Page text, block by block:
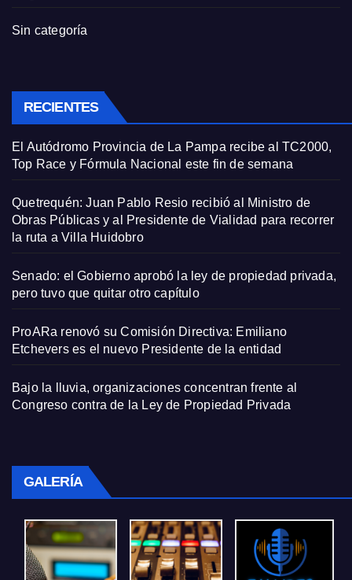
Sin categoría
RECIENTES
El Autódromo Provincia de La Pampa recibe al TC2000,
Top Race y Fórmula Nacional este fin de semana
Quetrequén: Juan Pablo Resio recibió al Ministro de
Obras Públicas y al Presidente de Vialidad para recorrer
la ruta a Villa Huidobro
Senado: el Gobierno aprobó la ley de propiedad privada,
pero tuvo que quitar otro capítulo
ProARa renovó su Comisión Directiva: Emiliano
Etchevers es el nuevo Presidente de la entidad
Bajo la lluvia, organizaciones concentran frente al
Congreso contra de la Ley de Propiedad Privada
GALERÍA